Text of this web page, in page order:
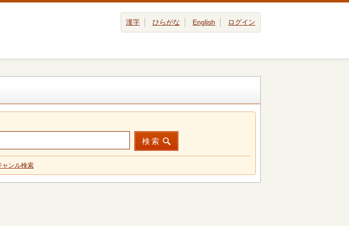
漢字 ひらがな English ログイン
検索
ャンル検索